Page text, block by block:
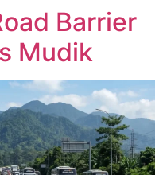
Barrier
Mudik